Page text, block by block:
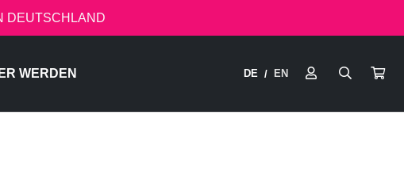
DEUTSCHLAND
WERDEN DE / EN